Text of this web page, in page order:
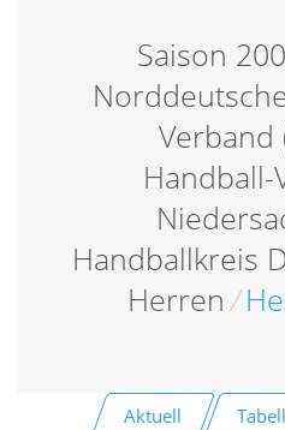
Saison
Verband
Handball-
Handballkreis
Herren/
Aktuell